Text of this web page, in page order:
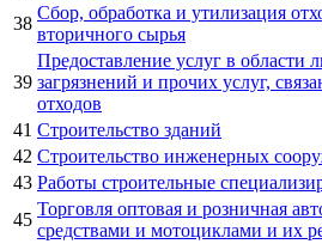
38
Сбор, обработка и утилизация
вторичного сырья
39
Предоставление услуг в области
загрязнений и прочих услуг,
отходов
41 Строительство зданий
42 Строительство инженерных
43 Работы строительные
45
Торговля оптовая и розничная
средствами и мотоциклами и их